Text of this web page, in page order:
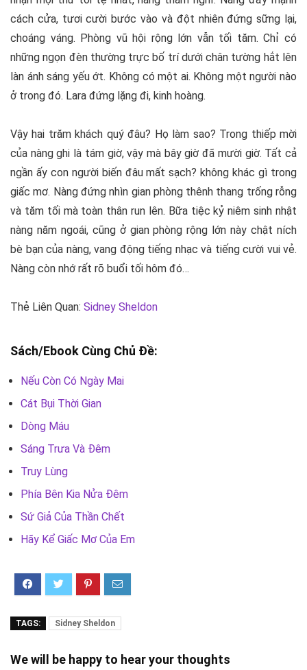
cách cửa, tươi cười bước vào và đột nhiên đứng sững lại,
choáng váng. Phòng vũ hội rộng lớn vẫn tối tăm. Chỉ có
những ngọn đèn thường trực bố trí dưới chân tường hắt lên
làn ánh sáng yếu ớt. Không có một ai. Không một người nào
ở trong đó. Lara đứng lặng đi, kinh hoàng.
Vậy hai trăm khách quý đâu? Họ làm sao? Trong thiếp mời
của nàng ghi là tám giờ, vậy mà bây giờ đã mười giờ. Tất cả
ngần ấy con người biến đâu mất sạch? không khác gì trong
giấc mơ. Nàng đứng nhìn gian phòng thênh thang trống rỗng
và tăm tối mà toàn thân run lên. Bữa tiệc kỷ niêm sinh nhật
nàng năm ngoái, cũng ở gian phòng rộng lớn này chật ních
bè bạn của nàng, vang động tiếng nhạc và tiếng cười vui vẻ.
Nàng còn nhớ rất rõ buổi tối hôm đó…
Thẻ Liên Quan: Sidney Sheldon
Sách/Ebook Cùng Chủ Đề:
Nếu Còn Có Ngày Mai
Cát Bụi Thời Gian
Dòng Máu
Sáng Trưa Và Đêm
Truy Lùng
Phía Bên Kia Nửa Đêm
Sứ Giả Của Thần Chết
Hãy Kể Giấc Mơ Của Em
TAGS: Sidney Sheldon
We will be happy to hear your thoughts